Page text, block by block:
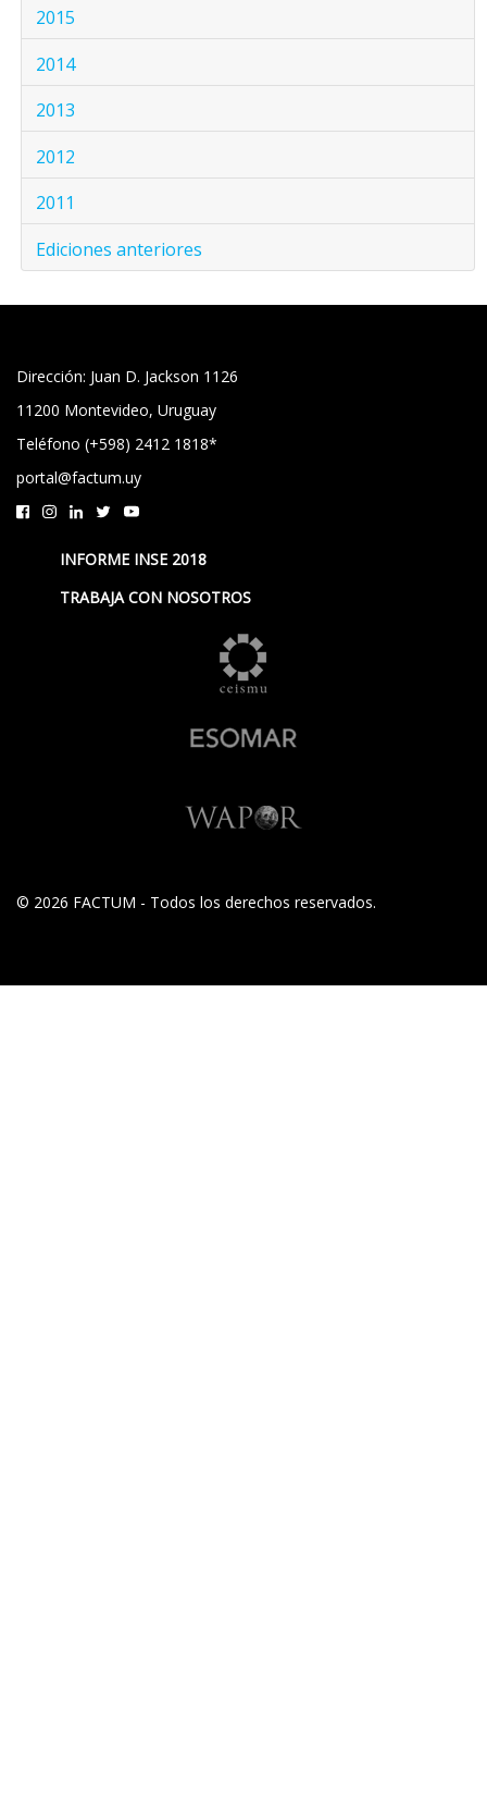
2015
2014
2013
2012
2011
Ediciones anteriores
Dirección: Juan D. Jackson 1126
11200 Montevideo, Uruguay
Teléfono (+598) 2412 1818*
portal@factum.uy
INFORME INSE 2018
TRABAJA CON NOSOTROS
© 2026 FACTUM - Todos los derechos reservados.